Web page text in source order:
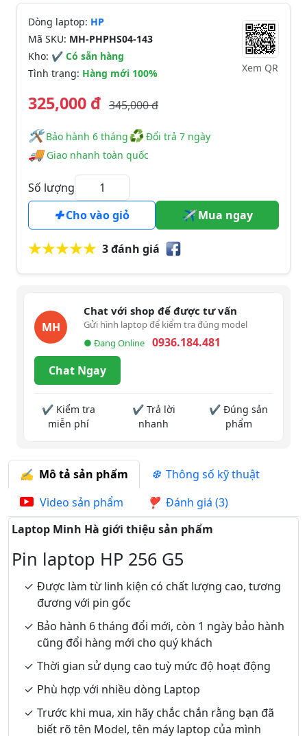
Dòng laptop: HP
Mã SKU: MH-PHPHS04-143
Kho: ✔ Có sẵn hàng
Tình trạng: Hàng mới 100% Xem QR
325,000 đ 345,000 đ
🛠️️ Bảo hành 6 tháng♻Đổi trả 7 ngày
🚚Giao nhanh toàn quốc
Số lượng
Cho vào giỏ
Mua ngay
3 đánh giá
MH
Chat với shop để được tư vấn
Gửi hình laptop để kiểm tra đúng model
● Đang Online
0936.184.481
Chat Ngay
✔ Kiểm tra
miễn phí
✔ Trả lời
nhanh
✔ Đúng sản
phẩm
Mô tả sản phẩm
Thông số kỹ thuật
Video sản phẩm
Đánh giá (3)
Laptop Minh Hà giới thiệu sản phẩm
Pin laptop HP 256 G5
Được làm từ linh kiện có chất lượng cao, tương
đương với pin gốc
Bảo hành 6 tháng đổi mới, còn 1 ngày bảo hành
cũng đổi hàng mới cho quý khách
Thời gian sử dụng cao tuỳ mức độ hoạt động
Phù hợp với nhiều dòng Laptop
Trước khi mua, xin hãy chắc chắn rằng bạn đã
biết rõ tên Model, tên máy laptop của mình